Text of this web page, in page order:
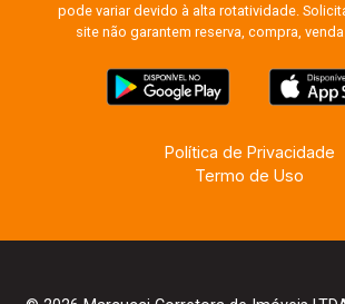
pode variar devido à alta rotatividade.
site não garantem reserva, compra,
Política de Privacidade
Termo de Uso